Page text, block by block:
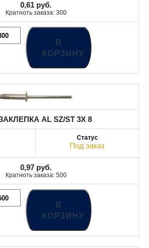
0,61 руб.
Кратноть заказа: 300
В
КОРЗИНУ
AL SZ/ST 3X 8
Под заказ
0,97 руб.
Кратноть заказа: 500
В
КОРЗИНУ